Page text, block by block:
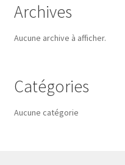
Archives
Aucune archive à afficher.
Catégories
Aucune catégorie